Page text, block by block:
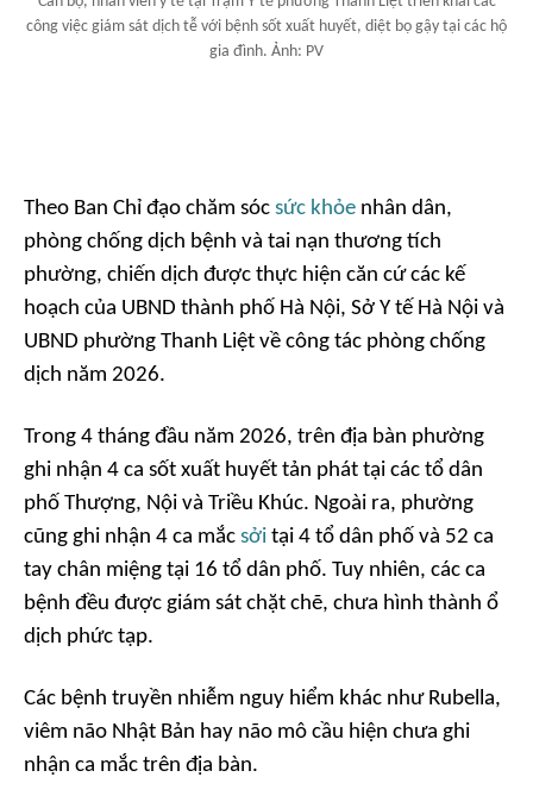
công việc giám sát dịch tễ với bệnh sốt xuất huyết, diệt bọ gậy tại các hộ
gia đình. Ảnh: PV
Theo Ban Chỉ đạo chăm sóc sức khỏe nhân dân,
phòng chống dịch bệnh và tai nạn thương tích
phường, chiến dịch được thực hiện căn cứ các kế
hoạch của UBND thành phố Hà Nội, Sở Y tế Hà Nội và
UBND phường Thanh Liệt về công tác phòng chống
dịch năm 2026.
Trong 4 tháng đầu năm 2026, trên địa bàn phường
ghi nhận 4 ca sốt xuất huyết tản phát tại các tổ dân
phố Thượng, Nội và Triều Khúc. Ngoài ra, phường
cũng ghi nhận 4 ca mắc sởi tại 4 tổ dân phố và 52 ca
tay chân miệng tại 16 tổ dân phố. Tuy nhiên, các ca
bệnh đều được giám sát chặt chẽ, chưa hình thành ổ
dịch phức tạp.
Các bệnh truyền nhiễm nguy hiểm khác như Rubella,
viêm não Nhật Bản hay não mô cầu hiện chưa ghi
nhận ca mắc trên địa bàn.